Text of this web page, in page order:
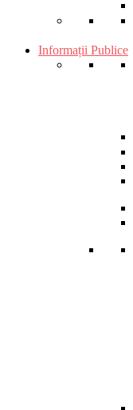
Informații Publice